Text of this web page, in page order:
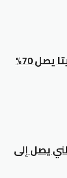
كود خصم السيف غاليري ريم شوشيتا يصل 70%
يصل إلى